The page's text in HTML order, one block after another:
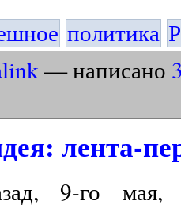
политика
— написано
лента-
9-го